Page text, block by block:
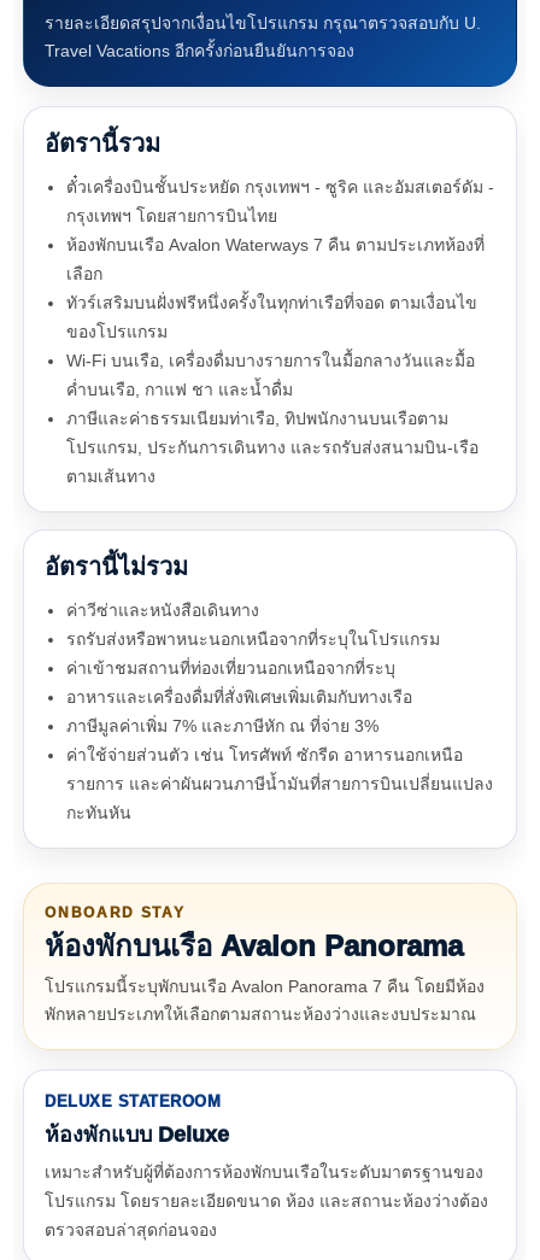
รายละเอียดสรุปจากเงื่อนไขโปรแกรม กรุณาตรวจสอบกับ U.
Travel Vacations อีกครั้งก่อนยืนยันการจอง
อัตรานี้รวม
ตั๋วเครื่องบินชั้นประหยัด กรุงเทพฯ - ซูริค และอัมสเตอร์ดัม -
กรุงเทพฯ โดยสายการบินไทย
ห้องพักบนเรือ Avalon Waterways 7 คืน ตามประเภทห้องที่
เลือก
ทัวร์เสริมบนฝั่งฟรีหนึ่งครั้งในทุกท่าเรือที่จอด ตามเงื่อนไข
ของโปรแกรม
Wi-Fi บนเรือ, เครื่องดื่มบางรายการในมื้อกลางวันและมื้อ
ค่ำบนเรือ, กาแฟ ชา และน้ำดื่ม
ภาษีและค่าธรรมเนียมท่าเรือ, ทิปพนักงานบนเรือตาม
โปรแกรม, ประกันการเดินทาง และรถรับส่งสนามบิน-เรือ
ตามเส้นทาง
อัตรานี้ไม่รวม
ค่าวีซ่าและหนังสือเดินทาง
รถรับส่งหรือพาหนะนอกเหนือจากที่ระบุในโปรแกรม
ค่าเข้าชมสถานที่ท่องเที่ยวนอกเหนือจากที่ระบุ
อาหารและเครื่องดื่มที่สั่งพิเศษเพิ่มเติมกับทางเรือ
ภาษีมูลค่าเพิ่ม 7% และภาษีหัก ณ ที่จ่าย 3%
ค่าใช้จ่ายส่วนตัว เช่น โทรศัพท์ ซักรีด อาหารนอกเหนือ
รายการ และค่าผันผวนภาษีน้ำมันที่สายการบินเปลี่ยนแปลง
กะทันหัน
ONBOARD STAY
ห้องพักบนเรือ Avalon Panorama
โปรแกรมนี้ระบุพักบนเรือ Avalon Panorama 7 คืน โดยมีห้อง
พักหลายประเภทให้เลือกตามสถานะห้องว่างและงบประมาณ
DELUXE STATEROOM
ห้องพักแบบ Deluxe
เหมาะสำหรับผู้ที่ต้องการห้องพักบนเรือในระดับมาตรฐานของ
โปรแกรม โดยรายละเอียดขนาด ห้อง และสถานะห้องว่างต้อง
ตรวจสอบล่าสุดก่อนจอง